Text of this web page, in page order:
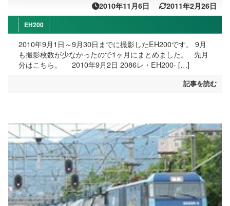
2010年11月6日 2011年2月26日
EH200
2010年9月1日～9月30日までに撮影したEH200です。 9月
も撮影枚数が少なかったので1ヶ月にまとめました。 先月
分はこちら。 2010年9月2日 2086レ・EH200- […]
記事を読む